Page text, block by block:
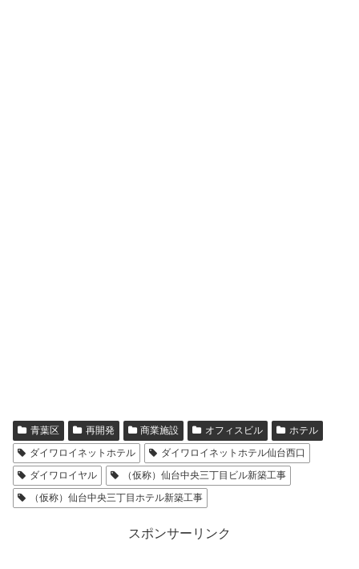
青葉区 再開発 商業施設 オフィスビル
ホテル
ダイワロイネットホテル
ダイワロイネットホテル仙台西口
ダイワロイヤル
（仮称）仙台中央三丁目ビル新築工事
（仮称）仙台中央三丁目ホテル新築工事
スポンサーリンク